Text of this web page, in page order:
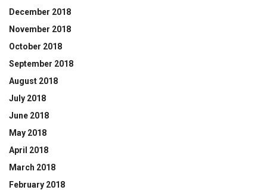
December 2018
November 2018
October 2018
September 2018
August 2018
July 2018
June 2018
May 2018
April 2018
March 2018
February 2018